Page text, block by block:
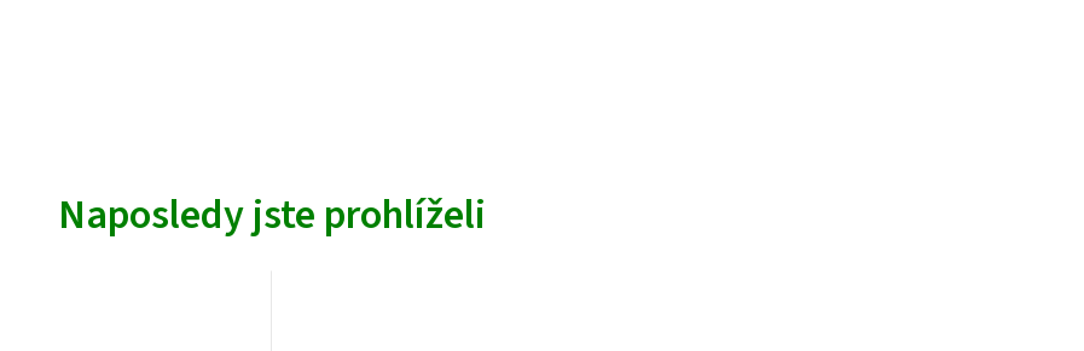
Naposledy jste prohlíželi